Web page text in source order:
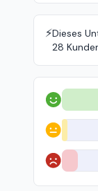
⚡️Dieses
28
Positiv
Neutral
Negativ